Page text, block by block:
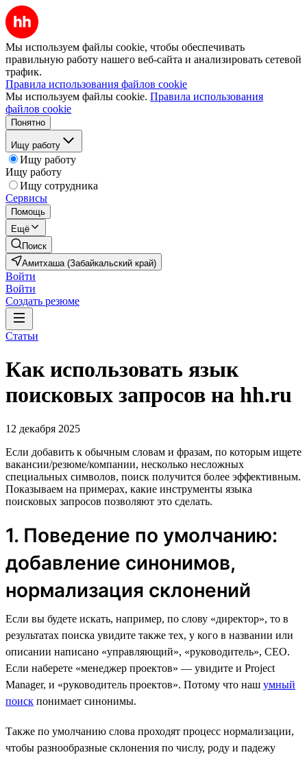
Мы используем файлы cookie, чтобы обеспечивать
правильную работу нашего веб-сайта и анализировать сетевой
трафик.
Правила использования файлов cookie
Мы используем файлы cookie. Правила использования
файлов cookie
Понятно
Ищу работу
Ищу работу
Ищу работу
Ищу сотрудника
Сервисы
Помощь
Ещё
Поиск
Амитхаша (Забайкальский край)
Войти
Войти
Создать резюме
Статьи
Как использовать язык
поисковых запросов на hh.ru
12 декабря 2025
Если добавить к обычным словам и фразам, по которым ищете
вакансии/резюме/компании, несколько несложных
специальных символов, поиск получится более эффективным.
Показываем на примерах, какие инструменты языка
поисковых запросов позволяют это сделать.
1. Поведение по умолчанию:
добавление синонимов,
нормализация склонений
Если вы будете искать, например, по слову «директор», то в
результатах поиска увидите также тех, у кого в названии или
описании написано «управляющий», «руководитель», CEO.
Если наберете «менеджер проектов» — увидите и Project
Manager, и «руководитель проектов». Потому что наш умный
поиск понимает синонимы.
Также по умолчанию слова проходят процесс нормализации,
чтобы разнообразные склонения по числу, роду и падежу